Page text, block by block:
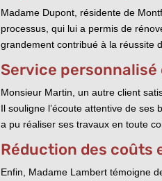
Madame Dupont, résidente de
processus, qui lui a permis de
grandement contribué à la réussite
Service
Monsieur Martin, un autre client
Il souligne l’écoute attentive de
a pu réaliser ses travaux en toute
Réduction des coûts
Enfin, Madame Lambert témoigne